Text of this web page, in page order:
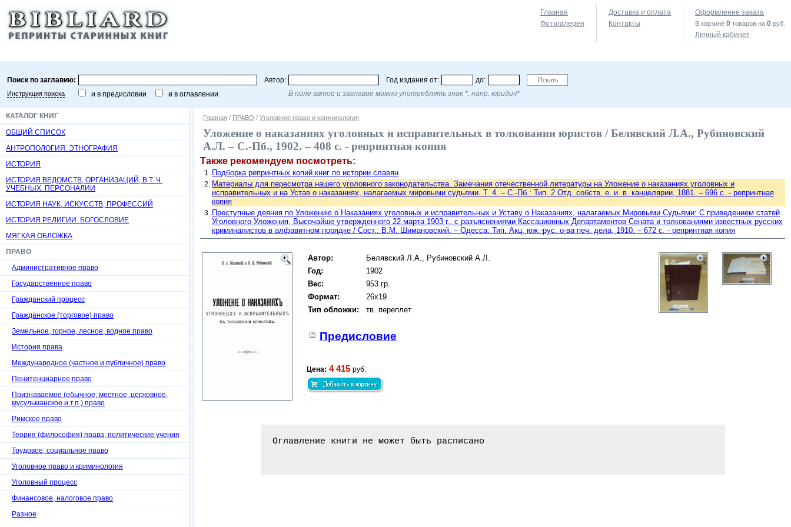
Главная
Фотогалерея
Доставка и оплата
Контакты
Оформление заказа
В корзине 0 товаров на 0 руб.
Личный кабинет
Поиск по заглавию: Автор: Год издания от: до:
Инструкция поиска и в предисловии и в оглавлении В поле автор и заглавие можно употреблять знак *, напр. юридич*
КАТАЛОГ КНИГ
ОБЩИЙ СПИСОК
АНТРОПОЛОГИЯ. ЭТНОГРАФИЯ
ИСТОРИЯ
ИСТОРИЯ ВЕДОМСТВ, ОРГАНИЗАЦИЙ, В Т. Ч.
УЧЕБНЫХ. ПЕРСОНАЛИИ
ИСТОРИЯ НАУК, ИСКУССТВ, ПРОФЕССИЙ
ИСТОРИЯ РЕЛИГИИ. БОГОСЛОВИЕ
МЯГКАЯ ОБЛОЖКА
ПРАВО
Административное право
Государственное право
Гражданский процесс
Гражданское (торговое) право
Земельное, горное, лесное, водное право
История права
Международное (частное и публичное) право
Пенитенциарное право
Признаваемое (обычное, местное, церковное,
мусульманское и т.п.) право
Римское право
Теория (философия) права, политические учения
Трудовое, социальное право
Уголовное право и криминология
Уголовный процесс
Финансовое, налоговое право
Разное
Главная / ПРАВО / Уголовное право и криминология
Уложение о наказаниях уголовных и исправительных в толковании юристов / Белявский Л.А., Рубиновский
А.Л. – С.-Пб., 1902. – 408 с. - репринтная копия
Также рекомендуем посмотреть:
Подборка репринтных копий книг по истории славян
Материалы для пересмотра нашего уголовного законодательства. Замечания отечественной литературы на Уложение о наказаниях уголовных и
исправительных и на Устав о наказаниях, налагаемых мировыми судьями. Т. 4. – С.-Пб.: Тип. 2 Отд. собств. е. и. в. канцелярии, 1881. – 696 с. - репринтная
копия
Преступные деяния по Уложению о Наказаниях уголовных и исправительных и Уставу о Наказаниях, налагаемых Мировыми Судьями: С приведением статей
Уголовного Уложения, Высочайше утвержденного 22 марта 1903 г., с разъяснениями Кассационных Департаментов Сената и толкованиями известных русских
криминалистов в алфавитном порядке / Сост.: В.М. Шимановский. – Одесса: Тип. Акц. юж.-рус. о-ва печ. дела, 1910. – 672 с. - репринтная копия
Автор:
Белявский Л.А., Рубиновский А.Л.
Год:
1902
Вес:
953 гр.
Формат:
26x19
Тип обложки:
тв. переплет
Предисловие
Цена: 4 415 руб.
Оглавление книги не может быть расписано